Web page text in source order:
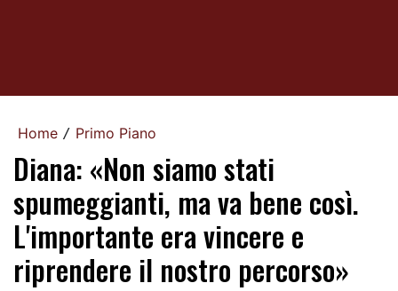
Home / Primo Piano
Diana: «Non siamo stati
spumeggianti, ma va bene così.
L'importante era vincere e
riprendere il nostro percorso»